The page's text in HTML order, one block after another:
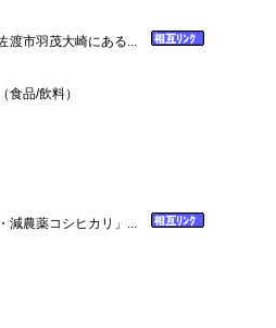
渡市羽茂大崎にある...
品/飲料）
減農薬コシヒカリ」...